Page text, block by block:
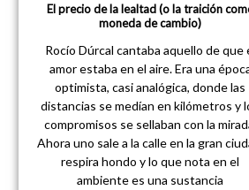
El precio de la lealtad (o la traición
moneda de cambio)
Rocío Dúrcal cantaba aquello de que
amor estaba en el aire. Era una
optimista, casi analógica, donde las
distancias se medían en kilómetros y
compromisos se sellaban con la
Ahora uno sale a la calle en la gran
respira hondo y lo que nota en el
ambiente es una sustancia